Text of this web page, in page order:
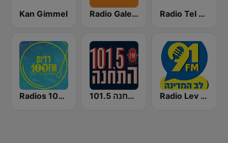
Kan Gimmel Radio Galey Israel (רדיו גלי ישראל) Radio Tel Aviv 102FM (רדיו תל אביב)
Radios 100FM (רדיוס) התחנה 101.5 Radio Lev HaMedina 91 FM (לב המדינה)